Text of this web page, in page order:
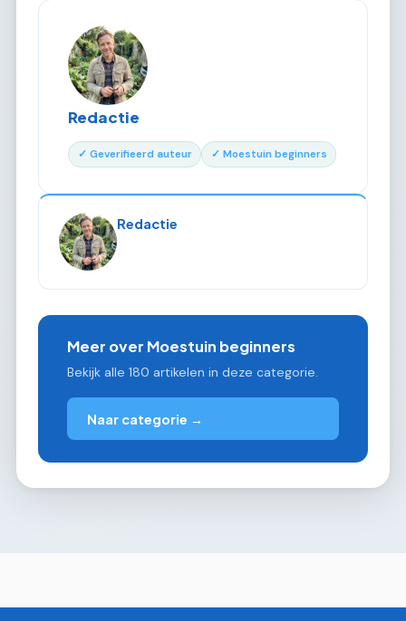
Redactie
✓ Geverifieerd auteur ✓ Moestuin beginners
Redactie
Meer over Moestuin beginners
Bekijk alle 180 artikelen in deze categorie.
Naar categorie →